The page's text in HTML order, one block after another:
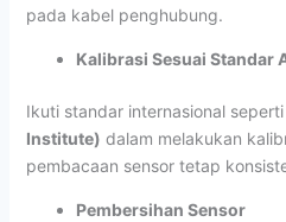
pada kabel penghubung.
Kalibrasi Sesuai Standar
Ikuti standar internasional seperti
Institute) dalam melakukan
pembacaan sensor tetap
Pembersihan Sensor